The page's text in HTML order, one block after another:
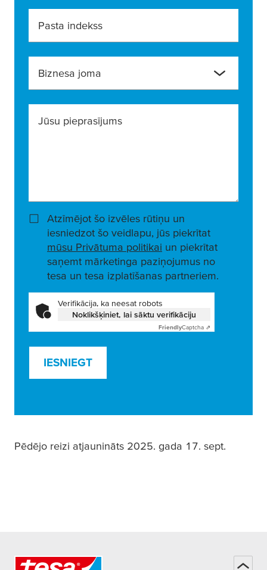
Pasta indekss
Biznesa joma
Jūsu pieprasījums
Atzīmējot šo izvēles rūtiņu un
iesniedzot šo veidlapu, jūs piekrītat
mūsu Privātuma politikai un piekrītat
saņemt mārketinga paziņojumus no
tesa un tesa izplatīšanas partneriem.
Verifikācija, ka neesat robots
Noklikšķiniet, lai sāktu verifikāciju
FriendlyCaptcha ⇗
IESNIEGT
Pēdējo reizi atjaunināts 2025. gada 17. sept.